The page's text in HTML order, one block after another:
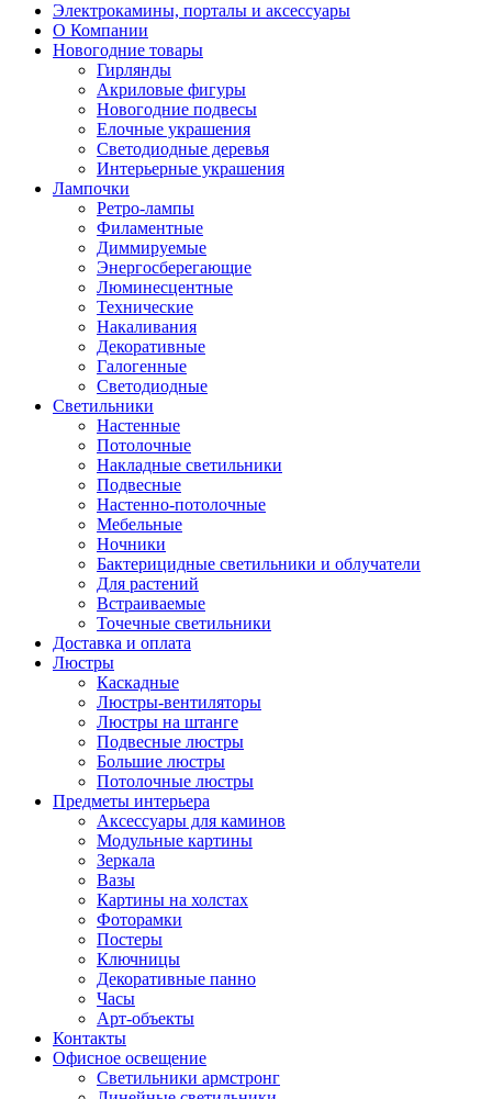
Электрокамины, порталы и аксессуары
О Компании
Новогодние товары
Гирлянды
Акриловые фигуры
Новогодние подвесы
Елочные украшения
Светодиодные деревья
Интерьерные украшения
Лампочки
Ретро-лампы
Филаментные
Диммируемые
Энергосберегающие
Люминесцентные
Технические
Накаливания
Декоративные
Галогенные
Светодиодные
Светильники
Настенные
Потолочные
Накладные светильники
Подвесные
Настенно-потолочные
Мебельные
Ночники
Бактерицидные светильники и облучатели
Для растений
Встраиваемые
Точечные светильники
Доставка и оплата
Люстры
Каскадные
Люстры-вентиляторы
Люстры на штанге
Подвесные люстры
Большие люстры
Потолочные люстры
Предметы интерьера
Аксессуары для каминов
Модульные картины
Зеркала
Вазы
Картины на холстах
Фоторамки
Постеры
Ключницы
Декоративные панно
Часы
Арт-объекты
Контакты
Офисное освещение
Светильники армстронг